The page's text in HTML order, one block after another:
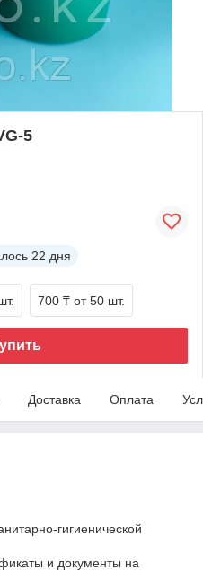
5
22 дня
700 ₸ от 50 шт.
Доставка Оплата
гигиенической
и документы на